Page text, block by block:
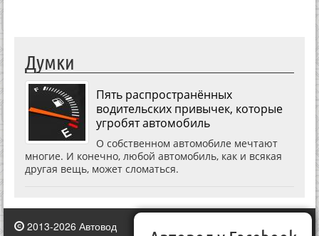
Думки
Пять распространённых
водительских привычек, которые
угробят автомобиль
О собственном автомобиле мечтают
многие. И конечно, любой автомобиль, как и всякая
другая вещь, может сломаться.
2013-2026 Автовод